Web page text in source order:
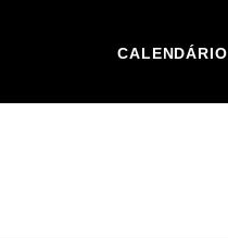
CALENDÁRIO